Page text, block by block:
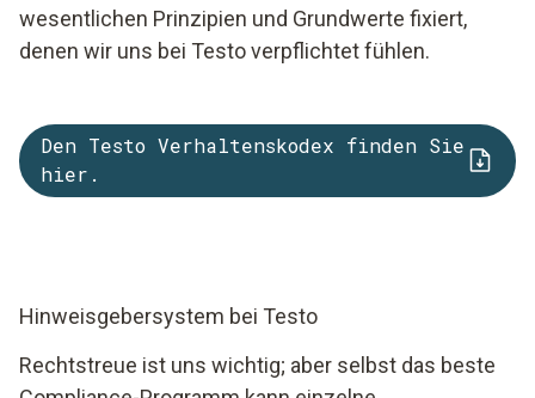
wesentlichen Prinzipien und Grundwerte fixiert,
denen wir uns bei Testo verpflichtet fühlen.
Den Testo Verhaltenskodex finden Sie
hier.
Hinweisgebersystem bei Testo
Rechtstreue ist uns wichtig; aber selbst das beste